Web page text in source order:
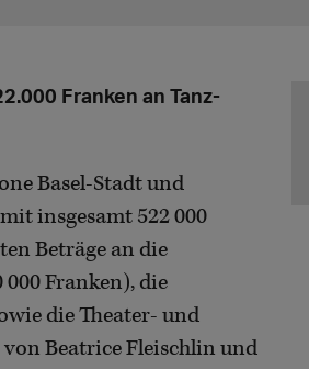
Franken an Tanz-
Basel-Stadt und
insgesamt 522 000
Beträge an die
000 Franken), die
die Theater- und
Beatrice Fleischlin und